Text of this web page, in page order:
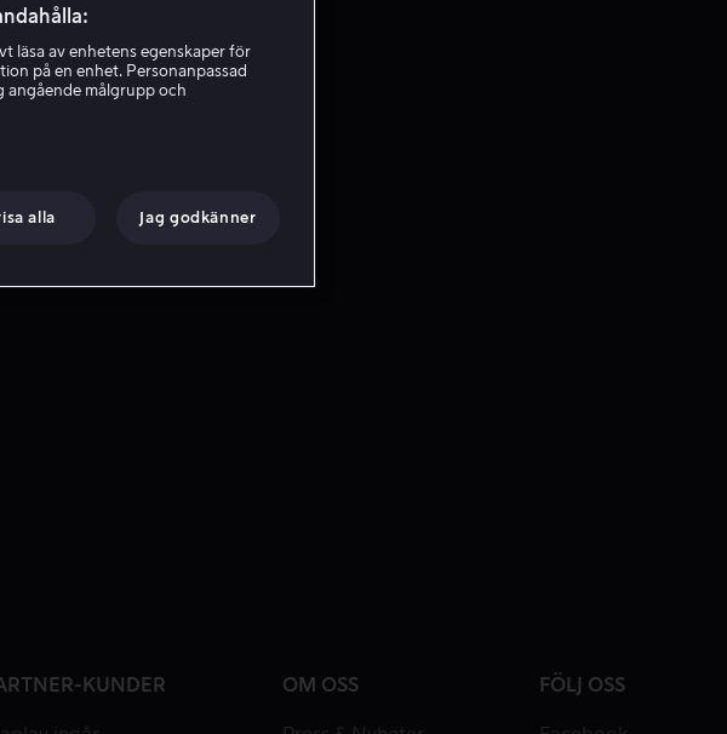
KUNDER OM OSS FÖLJ OSS
läsa av enhetens egenskaper för
på en enhet. Personanpassad
angående målgrupp och
alla Jag godkänner